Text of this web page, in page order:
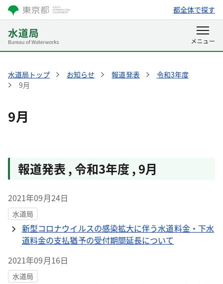
都全体で探す
水道局トップ お知らせ 報道発表
令和3年度
9月
9月
報道発表 ,令和3年度 , 9月
2021年09月24日
水道局
新型コロナウイルスの感染拡大に伴う水道料金・下水
道料金の支払猶予の受付期間延長について
2021年09月16日
水道局